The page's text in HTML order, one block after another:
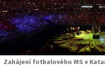
Zahájení fotbalového MS v